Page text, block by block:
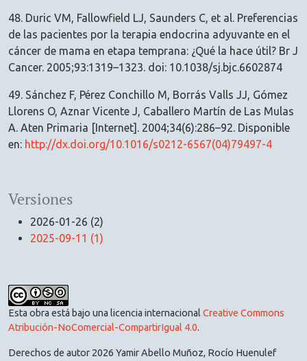
Versiones
2026-01-26 (2)
2025-09-11 (1)
48. Duric VM, Fallowfield LJ, Saunders C, et al. Preferencias
de las pacientes por la terapia endocrina adyuvante en el
cáncer de mama en etapa temprana: ¿Qué la hace útil? Br J
Cancer. 2005;93:1319–1323. doi: 10.1038/sj.bjc.6602874
49. Sánchez F, Pérez Conchillo M, Borrás Valls JJ, Gómez
Llorens O, Aznar Vicente J, Caballero Martín de Las Mulas
A. Aten Primaria [Internet]. 2004;34(6):286–92. Disponible
en: http://dx.doi.org/10.1016/s0212-6567(04)79497-4
Esta obra está bajo una licencia internacional Creative Commons
Atribución-NoComercial-CompartirIgual 4.0.
Derechos de autor 2026 Yamir Abello Muñoz, Rocío Huenulef